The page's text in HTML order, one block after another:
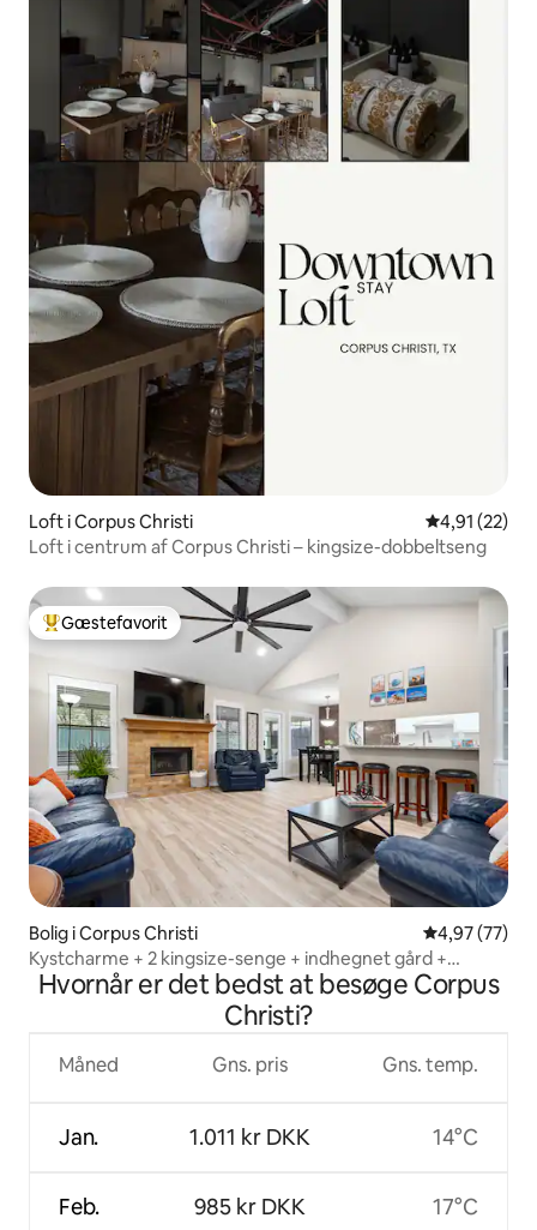
Loft i Corpus Christi 4,91 ud af 5
4,91 (22)
Loft i centrum af Corpus Christi – kingsize-dobbeltseng
Bedste gæstefavorit
Gæstefavorit
Bolig i Corpus Christi 4,97 ud af 5 i
4,97 (77)
Kystcharme + 2 kingsize-senge + indhegnet gård +
kæledyr.
Hvornår er det bedst at besøge Corpus
Christi?
Måned
Jan.
Feb.
Gns. pris
1.011 kr DKK
985 kr DKK
Gns. temp.
14°C
17°C